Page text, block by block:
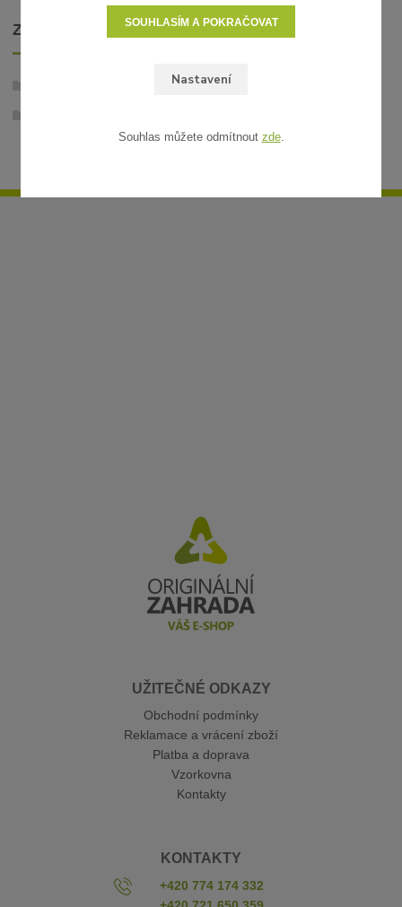
ZBOŽÍ ZAŘAZENO V KATEGORIÍCH
UŽITEČNÉ ODKAZY
Obchodní podmínky
Reklamace a vrácení zboží
Platba a doprava
Vzorkovna
Kontakty
KONTAKTY
+420 774 174 332
Nastavení
SOUHLASÍM A POKRAČOVAT
Souhlas můžete odmítnout zde.